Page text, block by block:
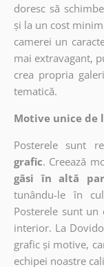
doresc să
și la un cost
camerei un
mai extravagant,
crea propria
tematică.
Motive unice de
Posterele sunt
grafic. Creează
găsi în altă
tunându-le în
Posterele sunt
interior. La
grafic și motive,
echipei noastre